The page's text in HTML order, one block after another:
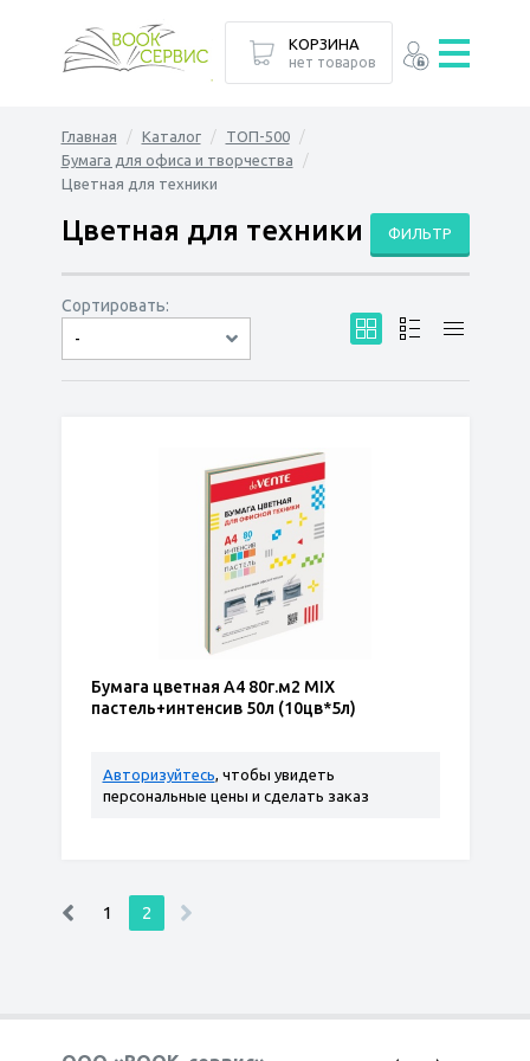
Главная Каталог
ТОП-500
Бумага для офиса и творчества
Цветная для техники
ФИЛЬТР
Цветная для техники
Сортировать:
-
по дате
по популярности
сначала дешёвые
сначала дорогие
Бумага цветная А4 80г.м2 MIX
пастель+интенсив 50л (10цв*5л)
Авторизуйтесь, чтобы увидеть
персональные цены и сделать заказ
1 2
КОРЗИНА
нет товаров